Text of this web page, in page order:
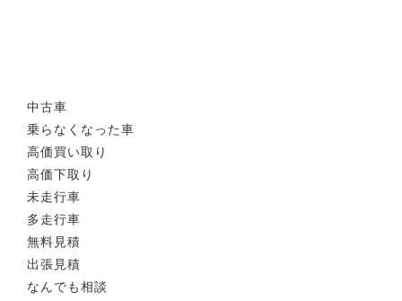
中古車
乗らなくなった車
高価買い取り
高価下取り
未走行車
多走行車
無料見積
出張見積
なんでも相談